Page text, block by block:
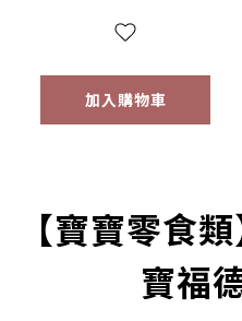
加入購物車
【寶寶零食
寶福